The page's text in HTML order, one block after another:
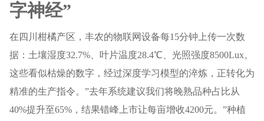
字神经”
在四川柑橘产区，丰农的物联网设备每15分钟上传一次数
据：土壤湿度32.7%、叶片温度28.4℃、光照强度8500Lux。
这些看似枯燥的数字，经过深度学习模型的淬炼，正转化为
精准的生产指令。”去年系统建议我们将晚熟品种占比从
40%提升至65%，结果错峰上市让每亩增收4200元。”种植